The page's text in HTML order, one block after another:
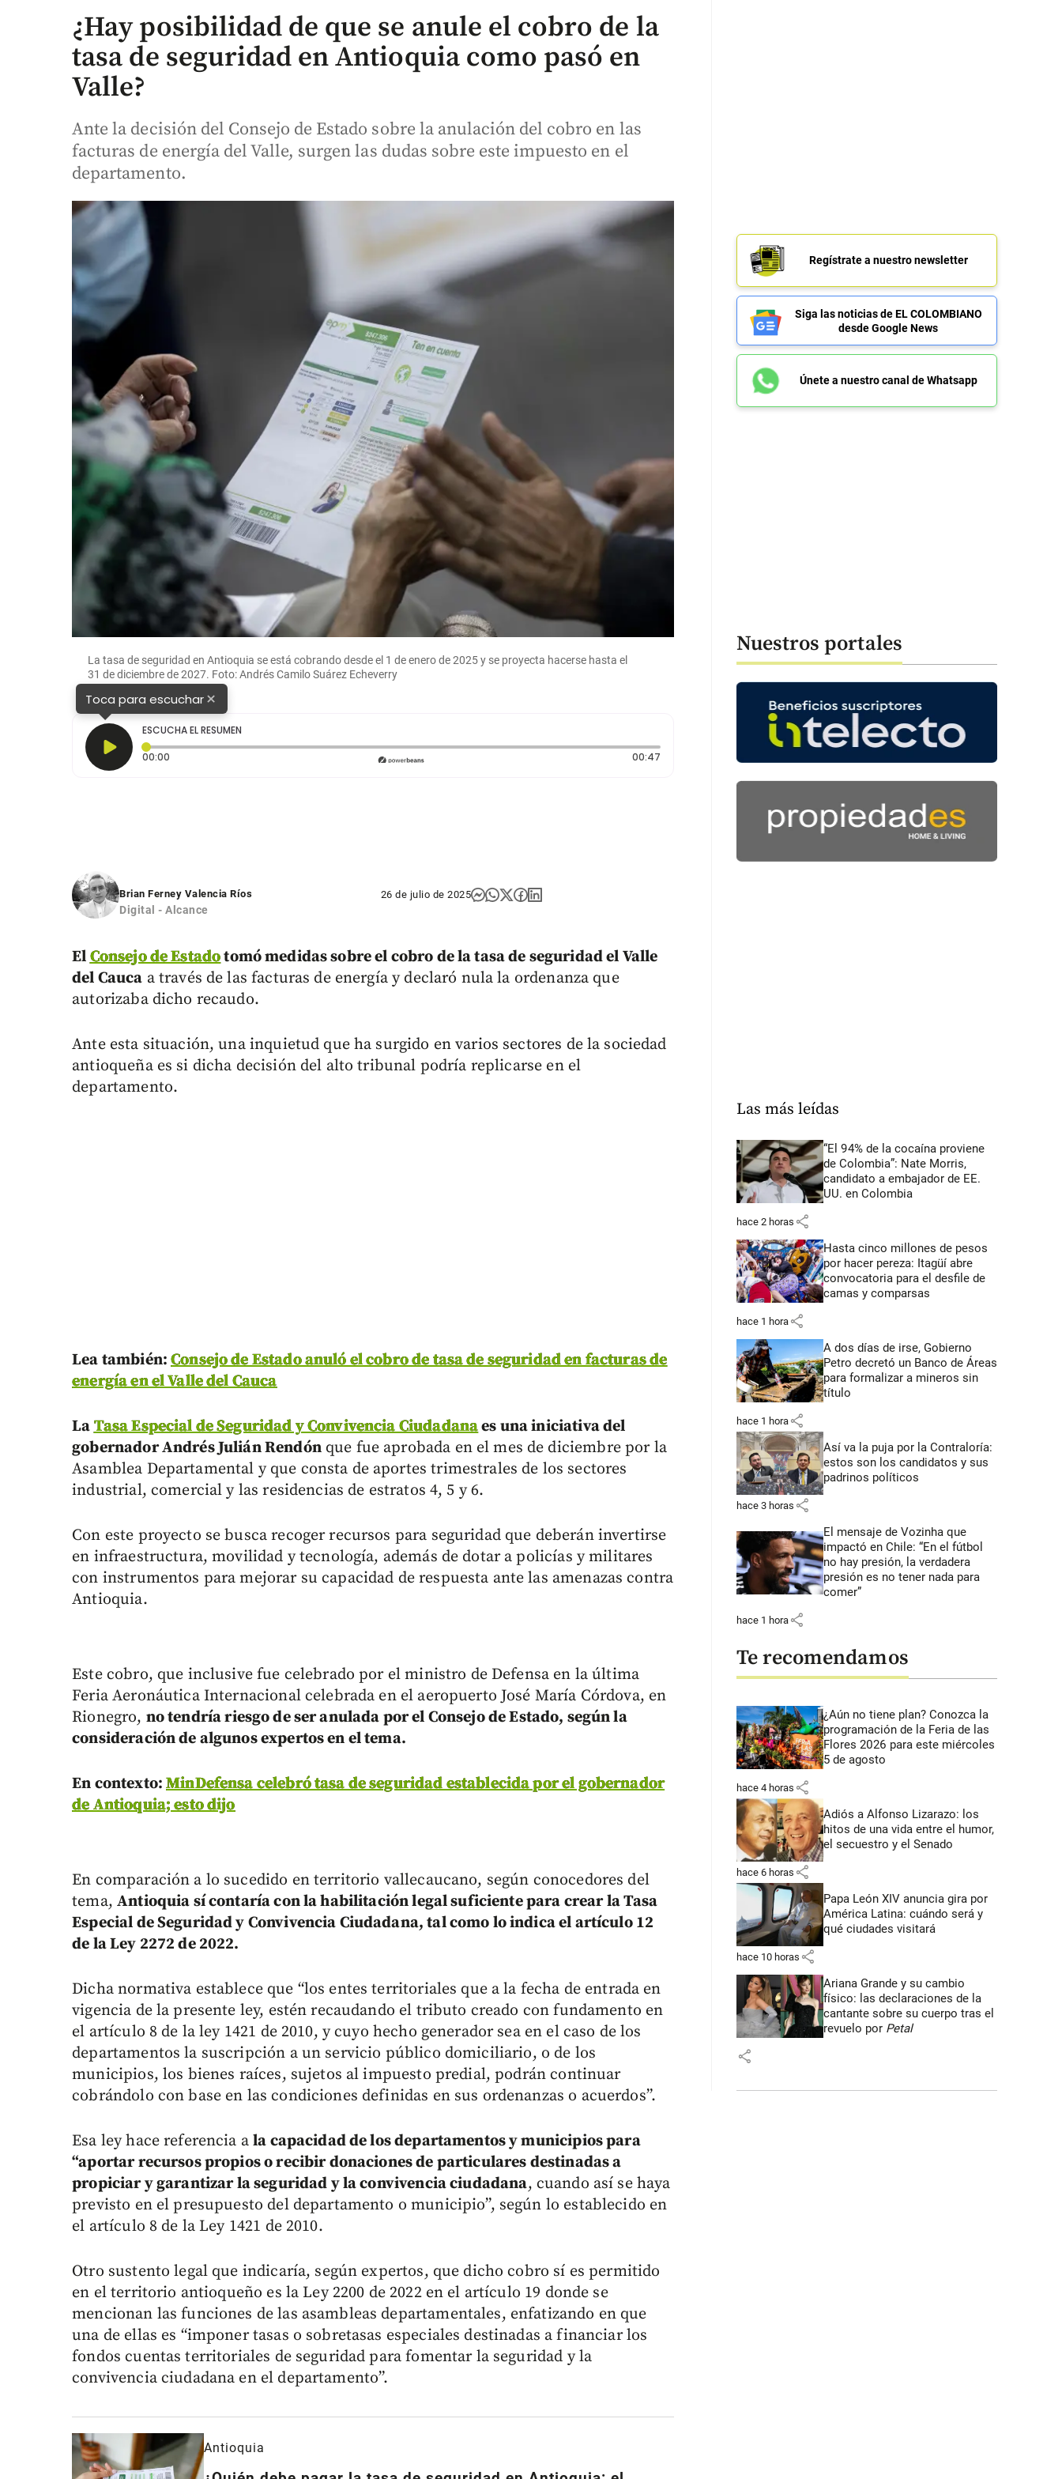
¿Hay posibilidad de que se anule el cobro de la
tasa de seguridad en Antioquia como pasó en
Valle?
Ante la decisión del Consejo de Estado sobre la anulación del cobro en las
facturas de energía del Valle, surgen las dudas sobre este impuesto en el
departamento.
La tasa de seguridad en Antioquia se está cobrando desde el 1 de enero de 2025 y se proyecta hacerse hasta el
31 de diciembre de 2027. Foto: Andrés Camilo Suárez Echeverry
Toca para escuchar×
ESCUCHA EL RESUMEN
00:00
00:47Duración: 47 segundos
Brian Ferney Valencia Ríos
Digital - Alcance
26 de julio de 2025
ElConsejo de Estadotomó medidas sobre el cobro de la tasa de seguridad el Valle
del Cauca a través de las facturas de energía y declaró nula la ordenanza que
autorizaba dicho recaudo.
Ante esta situación, una inquietud que ha surgido en varios sectores de la sociedad
antioqueña es si dicha decisión del alto tribunal podría replicarse en el
departamento.
Lea también:Consejo de Estado anuló el cobro de tasa de seguridad en facturas de
energía en el Valle del Cauca
LaTasa Especial de Seguridad y Convivencia Ciudadanaes una iniciativa del
gobernador Andrés Julián Rendónque fue aprobada en el mes de diciembre por la
Asamblea Departamental y que consta de aportes trimestrales de los sectores
industrial, comercial y las residencias de estratos 4, 5 y 6.
Con este proyecto se busca recoger recursos para seguridad que deberán invertirse
en infraestructura, movilidad y tecnología, además de dotar a policías y militares
con instrumentos para mejorar su capacidad de respuesta ante las amenazas contra
Antioquia.
Este cobro, que inclusive fue celebrado por el ministro de Defensa en la última
Feria Aeronáutica Internacional celebrada en el aeropuerto José María Córdova, en
Rionegro, no tendría riesgo de ser anulada por el Consejo de Estado, según la
consideración de algunos expertos en el tema.
En contexto:MinDefensa celebró tasa de seguridad establecida por el gobernador
de Antioquia; esto dijo
En comparación a lo sucedido en territorio vallecaucano, según conocedores del
tema,Antioquia sí contaría con la habilitación legal suficiente para crear la Tasa
Especial de Seguridad y Convivencia Ciudadana, tal como lo indica el artículo 12
de la Ley 2272 de 2022.
Dicha normativa establece que “los entes territoriales que a la fecha de entrada en
vigencia de la presente ley, estén recaudando el tributo creado con fundamento en
el artículo 8 de la ley 1421 de 2010, y cuyo hecho generador sea en el caso de los
departamentos la suscripción a un servicio público domiciliario, o de los
municipios, los bienes raíces, sujetos al impuesto predial, podrán continuar
cobrándolo con base en las condiciones definidas en sus ordenanzas o acuerdos”.
Esa ley hace referencia ala capacidad de los departamentos y municipios para
“aportar recursos propios o recibir donaciones de particulares destinadas a
propiciar y garantizar la seguridad y la convivencia ciudadana, cuando así se haya
previsto en el presupuesto del departamento o municipio”, según lo establecido en
el artículo 8 de la Ley 1421 de 2010.
Otro sustento legal que indicaría, según expertos, que dicho cobro sí es permitido
en el territorio antioqueño es la Ley 2200 de 2022 en el artículo 19 donde se
mencionan las funciones de las asambleas departamentales, enfatizando en que
una de ellas es “imponer tasas o sobretasas especiales destinadas a financiar los
fondos cuentas territoriales de seguridad para fomentar la seguridad y la
convivencia ciudadana en el departamento”.
Antioquia
Regístrate a nuestro newsletter
Siga las noticias de EL COLOMBIANO
desde Google News
Únete a nuestro canal de Whatsapp
Nuestros portales
Las más leídas
“El 94% de la cocaína proviene
de Colombia”: Nate Morris,
candidato a embajador de EE.
UU. en Colombia
hace 2 horas share
Hasta cinco millones de pesos
por hacer pereza: Itagüí abre
convocatoria para el desfile de
camas y comparsas
hace 1 hora share
A dos días de irse, Gobierno
Petro decretó un Banco de Áreas
para formalizar a mineros sin
título
hace 1 hora share
Así va la puja por la Contraloría:
estos son los candidatos y sus
padrinos políticos
hace 3 horas share
El mensaje de Vozinha que
impactó en Chile: “En el fútbol
no hay presión, la verdadera
presión es no tener nada para
comer”
hace 1 hora share
Te recomendamos
¿Aún no tiene plan? Conozca la
programación de la Feria de las
Flores 2026 para este miércoles
5 de agosto
hace 4 horas share
Adiós a Alfonso Lizarazo: los
hitos de una vida entre el humor,
el secuestro y el Senado
hace 6 horas share
Papa León XIV anuncia gira por
América Latina: cuándo será y
qué ciudades visitará
hace 10 horas share
Ariana Grande y su cambio
físico: las declaraciones de la
cantante sobre su cuerpo tras el
revuelo por Petal
share